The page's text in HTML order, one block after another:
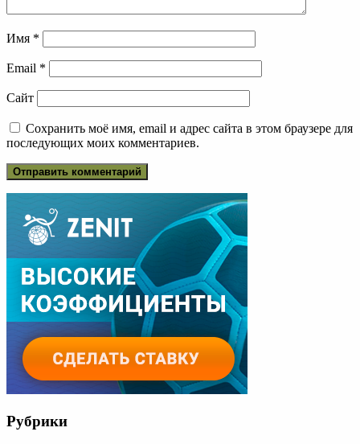
Имя *
Email *
Сайт
Сохранить моё имя, email и адрес сайта в этом браузере для
последующих моих комментариев.
Рубрики